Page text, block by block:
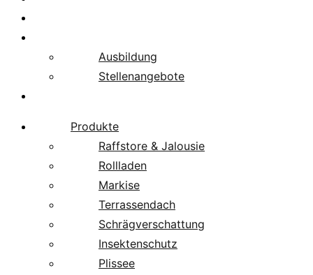
Ausbildung
Stellenangebote
Produkte
Raffstore & Jalousie
Rollladen
Markise
Terrassendach
Schrägverschattung
Insektenschutz
Plissee